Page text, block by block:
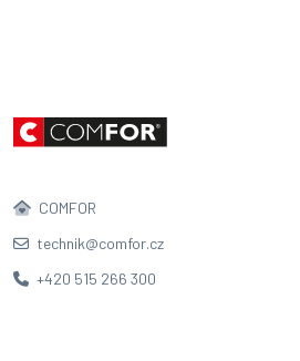
COMFOR
technik@comfor.cz
+420 515 266 300